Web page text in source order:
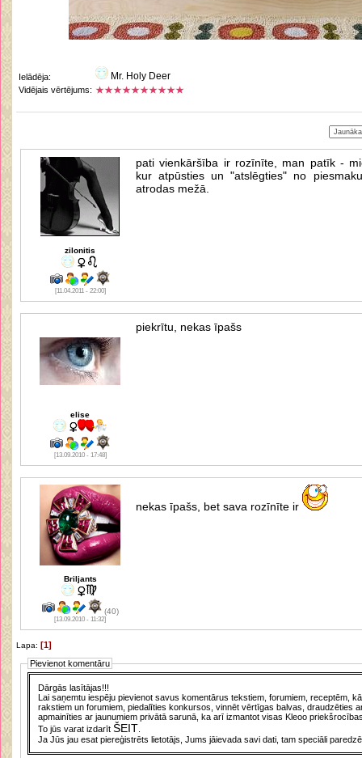
Ielādēja: Mr. Holy Deer
Vidējais vērtējums:
zilonitis
[11.04.2011 - 22:00]
pati vienkāršība ir rozīnīte, man patīk -
kur atpūsties un "atslēgties" no
atrodas mežā.
elise
[13.09.2010 - 17:48]
piekrītu, nekas īpašs
Briljants
(40)
[13.09.2010 - 11:32]
nekas īpašs, bet sava rozīnīte ir
Lapa: [1]
Pievienot komentāru
Dārgās lasītājas!!!
Lai saņemtu iespēju pievienot savus komentārus tekstiem, forumiem, receptēm,
rakstiem un forumiem, piedalīties konkursos, vinnēt vērtīgas balvas, draudzēties
apmainīties ar jaunumiem privātā sarunā, ka arī izmantot visas Kleoo
To jūs varat izdarītŠEIT
Ja Jūs jau esat piereģistrēts lietotājs, Jums jāievada savi dati, tam speciāli